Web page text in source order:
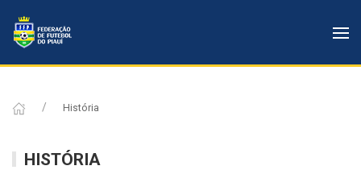
História
HISTÓRIA